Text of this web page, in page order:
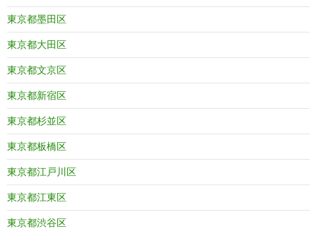
東京都墨田区
東京都大田区
東京都文京区
東京都新宿区
東京都杉並区
東京都板橋区
東京都江戸川区
東京都江東区
東京都渋谷区